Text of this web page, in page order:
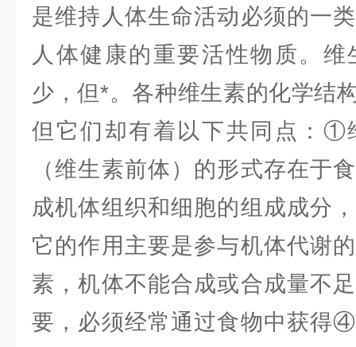
是维持人体生命活动必须的一
人体健康的重要活性物质。
少，但*。各种维生素的化学结
但它们却有着以下共同点：①
（维生素前体）的形式存在于
成机体组织和细胞的组成成分
它的作用主要是参与机体代谢
素，机体不能合成或合成量不
要，必须经常通过食物中获得